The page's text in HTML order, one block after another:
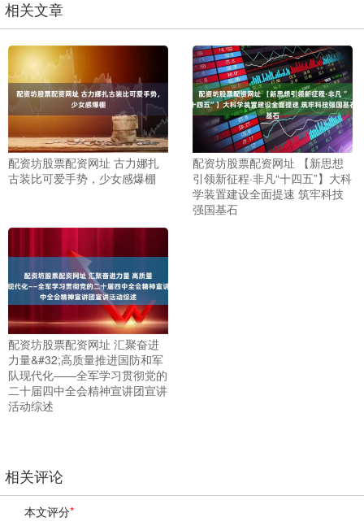
相关文章
配资坊股票配资网址 古力娜扎
古装比可爱手势，少女感爆棚
配资坊股票配资网址 【新思想
引领新征程·非凡“十四五”】大科
学装置建设全面提速 筑牢科技
强国基石
配资坊股票配资网址 汇聚奋进
力量&#32;高质量推进国防和军
队现代化——全军学习贯彻党的
二十届四中全会精神宣讲团宣讲
活动综述
相关评论
本文评分*